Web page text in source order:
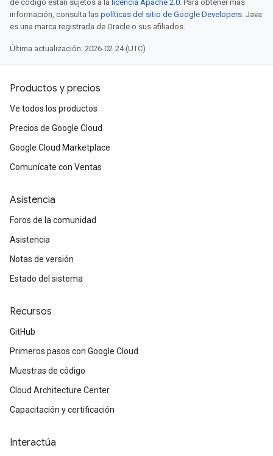
de código están sujetos a la licencia Apache 2.0. Para obtener más
información, consulta las políticas del sitio de Google Developers. Java
es una marca registrada de Oracle o sus afiliados.
Última actualización: 2026-02-24 (UTC)
Productos y precios
Ve todos los productos
Precios de Google Cloud
Google Cloud Marketplace
Comunícate con Ventas
Asistencia
Foros de la comunidad
Asistencia
Notas de versión
Estado del sistema
Recursos
GitHub
Primeros pasos con Google Cloud
Muestras de código
Cloud Architecture Center
Capacitación y certificación
Interactúa